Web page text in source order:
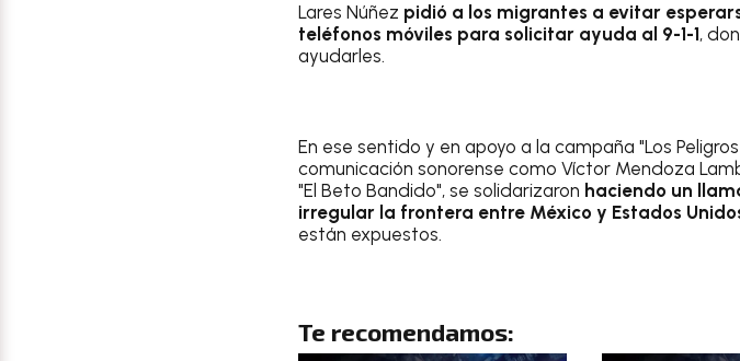
Lares Núñez pidió a los migrantes a evitar
teléfonos móviles para solicitar ayuda al 9-1-1,
ayudarles.
En ese sentido y en apoyo a la campaña "Los
comunicación sonorense como Víctor Mendoza
"El Beto Bandido", se solidarizaron haciendo un
irregular la frontera entre México y Estados
están expuestos.
Te recomendamos: